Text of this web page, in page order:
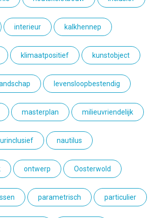
interieur kalkhennep
klimaatpositief kunstobject
levensloopbestendig
masterplan milieuvriendelijk
nautilus
ontwerp Oosterwold
parametrisch particulier